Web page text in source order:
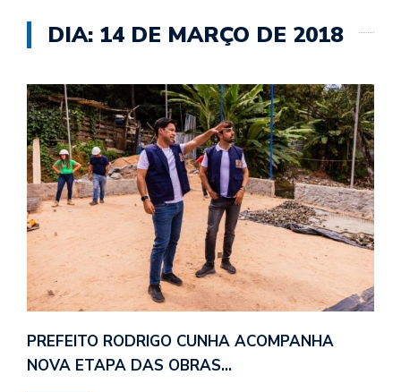
DIA: 14 DE MARÇO DE 2018
PREFEITO RODRIGO CUNHA ACOMPANHA
NOVA ETAPA DAS OBRAS…